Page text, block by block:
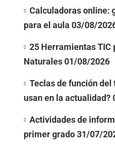
Calculadoras online:
para el aula 03/08/
25 Herramientas TIC
Naturales01/08/2026
Teclas de función del
usan en la actualidad?
Actividades de
primer grado31/07/